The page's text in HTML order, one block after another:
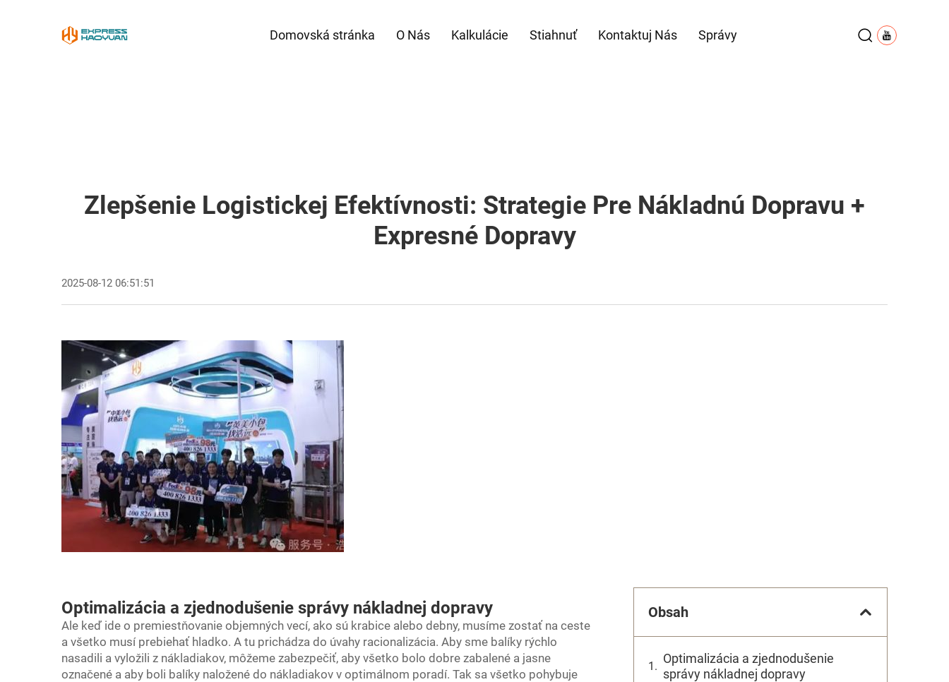
Domovská stránka O Nás Kalkulácie Stiahnuť Kontaktuj Nás Správy
Zlepšenie Logistickej Efektívnosti: Strategie Pre Nákladnú Dopravu +
Expresné Dopravy
2025-08-12 06:51:51
Optimalizácia a zjednodušenie správy nákladnej dopravy
Ale keď ide o premiestňovanie objemných vecí, ako sú krabice alebo debny, musíme zostať na ceste
a všetko musí prebiehať hladko. A tu prichádza do úvahy racionalizácia. Aby sme balíky rýchlo
nasadili a vyložili z nákladiakov, môžeme zabezpečiť, aby všetko bolo dobre zabalené a jasne
označené a aby boli balíky naložené do nákladiakov v optimálnom poradí. Tak sa všetko pohybuje
Obsah
Optimalizácia a zjednodušenie
správy nákladnej dopravy